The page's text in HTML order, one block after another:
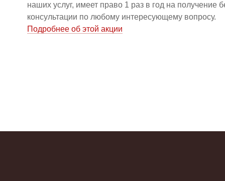
наших услуг, имеет право 1 раз в год на получение
консультации по любому интересующему вопросу.
Подробнее об этой акции